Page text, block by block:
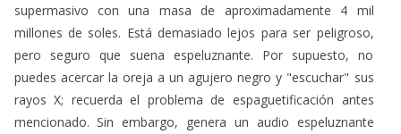
supermasivo con una masa de aproximadamente 4 mil
millones de soles. Está demasiado lejos para ser peligroso,
pero seguro que suena espeluznante. Por supuesto, no
puedes acercar la oreja a un agujero negro y "escuchar" sus
rayos X; recuerda el problema de espaguetificación antes
mencionado. Sin embargo, genera un audio espeluznante